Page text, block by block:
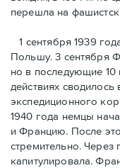
перешла на
1 сентября 1939
Польшу. 3 сентября
но в последующие 10
действиях
экспедиционного
1940 года немцы
и Францию. После
стремительно. Через
капитулировала.